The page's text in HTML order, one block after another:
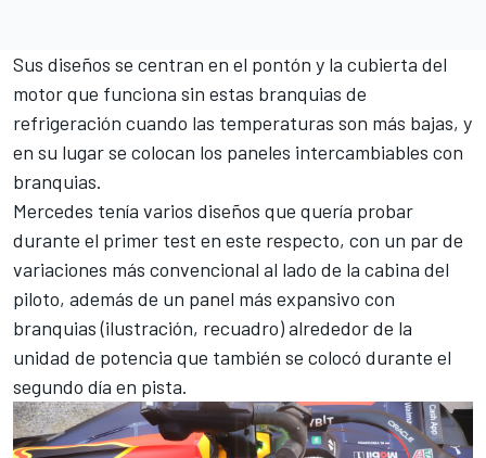
Sus diseños se centran en el pontón y la cubierta del
motor que funciona sin estas branquias de
refrigeración cuando las temperaturas son más bajas, y
en su lugar se colocan los paneles intercambiables con
branquias.
Mercedes tenía varios diseños que quería probar
durante el primer test en este respecto, con un par de
variaciones más convencional al lado de la cabina del
piloto, además de un panel más expansivo con
branquias (ilustración, recuadro) alrededor de la
unidad de potencia que también se colocó durante el
segundo día en pista.